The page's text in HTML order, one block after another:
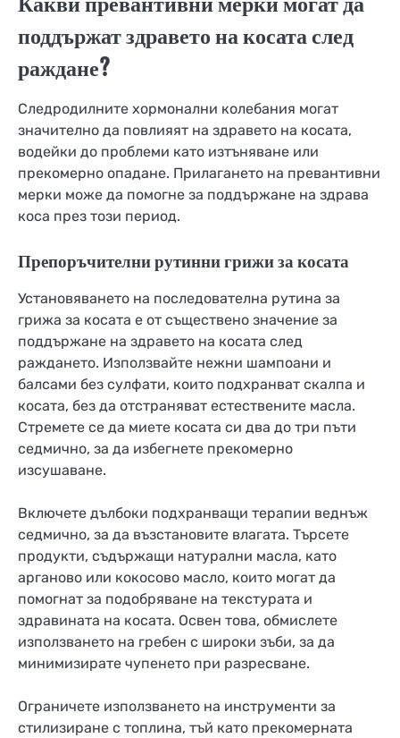
поддържат здравето на косата след
раждане?
Следродилните хормонални колебания могат
значително да повлияят на здравето на косата,
водейки до проблеми като изтъняване или
прекомерно опадане. Прилагането на превантивни
мерки може да помогне за поддържане на здрава
коса през този период.
Препоръчителни рутинни грижи за косата
Установяването на последователна рутина за
грижа за косата е от съществено значение за
поддържане на здравето на косата след
раждането. Използвайте нежни шампоани и
балсами без сулфати, които подхранват скалпа и
косата, без да отстраняват естествените масла.
Стремете се да миете косата си два до три пъти
седмично, за да избегнете прекомерно
изсушаване.
Включете дълбоки подхранващи терапии веднъж
седмично, за да възстановите влагата. Търсете
продукти, съдържащи натурални масла, като
арганово или кокосово масло, които могат да
помогнат за подобряване на текстурата и
здравината на косата. Освен това, обмислете
използването на гребен с широки зъби, за да
минимизирате чупенето при разресване.
Ограничете използването на инструменти за
стилизиране с топлина, тъй като прекомерната